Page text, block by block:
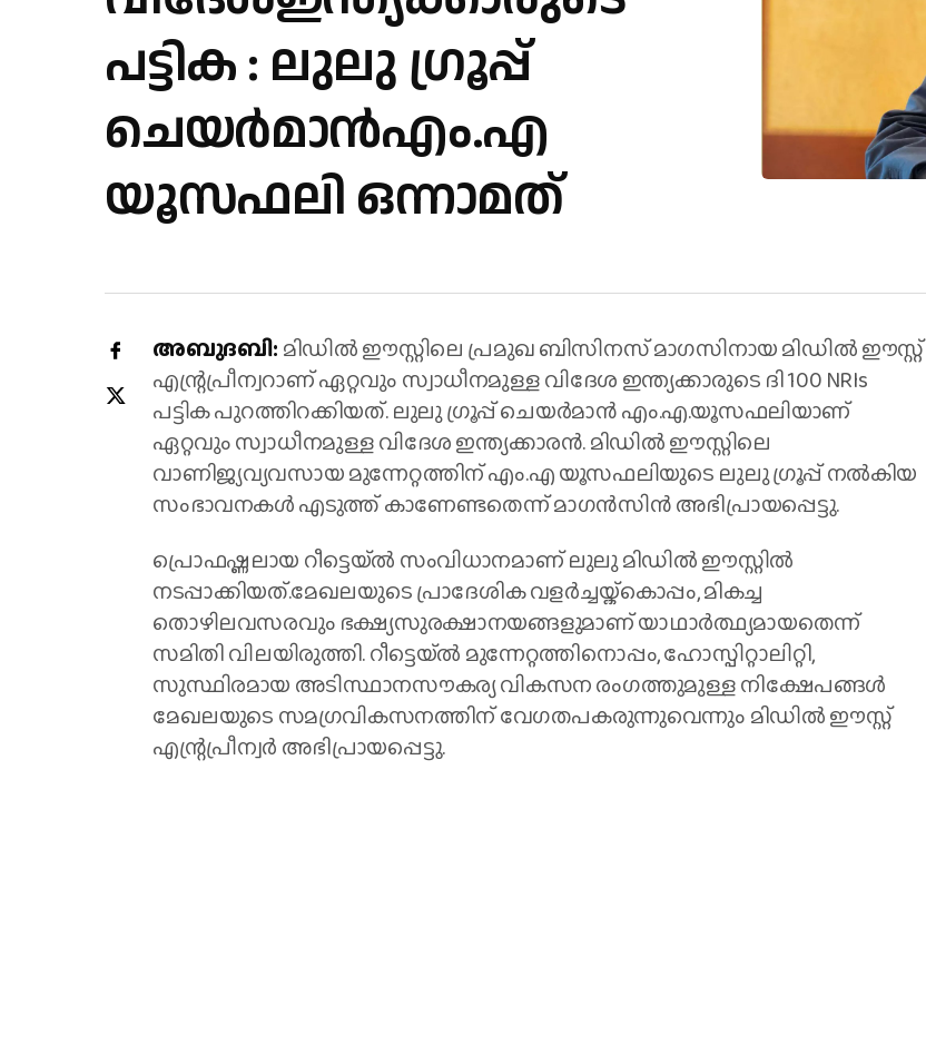
പട്ടിക : ലുലു ​ഗ്രൂപ്പ്
ചെയർമാൻഎം.എ
യൂസഫലി ഒന്നാമത്
അബുദബി: മിഡിൽ ഈസ്റ്റിലെ പ്രമുഖ ബിസിനസ് മാ​ഗസിനായ മിഡിൽ ഈസ്റ്റ്
എന്റ്രപ്രീന്വറാണ് ഏറ്റവും സ്വാധീനമുള്ള വിദേശ ഇന്ത്യക്കാരുടെ ദി 100 NRIs
പട്ടിക പുറത്തിറക്കിയത്. ലുലു ​ഗ്രൂപ്പ് ചെയർമാൻ എം.എ.യൂസഫലിയാണ്
ഏറ്റവും സ്വാധീനമുള്ള വിദേശ ഇന്ത്യക്കാരൻ. മിഡിൽ ഈസ്റ്റിലെ
വാണിജ്യവ്യവസായ മുന്നേറ്റത്തിന് എം.എ യൂസഫലിയുടെ ലുലു ​ഗ്രൂപ്പ് നൽകിയ
സംഭാവനകൾ എടുത്ത് കാണേണ്ടതെന്ന് മാ​ഗൻസിൻ അഭിപ്രായപ്പെട്ടു.
പ്രൊഫഷ്ണലായ റീട്ടെയ്ൽ സംവിധാനമാണ് ലുലു മിഡിൽ ഈസ്റ്റിൽ
നടപ്പാക്കിയത്.മേഖലയുടെ പ്രാദേശിക വളർച്ചയ്ക്കൊപ്പം, മികച്ച
തൊഴിലവസരവും ഭക്ഷ്യസുരക്ഷാനയങ്ങളുമാണ് യാഥാർത്ഥ്യമായതെന്ന്
സമിതി വിലയിരുത്തി. റീട്ടെയ്ൽ മുന്നേറ്റത്തിനൊപ്പം, ഹോസ്പിറ്റാലിറ്റി,
സുസ്ഥിരമായ അടിസ്ഥാനസൗകര്യ വികസന രം​ഗത്തുമുള്ള നിക്ഷേപങ്ങൾ
മേഖലയുടെ സമ​ഗ്രവികസനത്തിന് വേ​ഗതപകരുന്നുവെന്നും മിഡിൽ ഈസ്റ്റ്
എന്റ്രപ്രീന്വർ അഭിപ്രായപ്പെട്ടു.